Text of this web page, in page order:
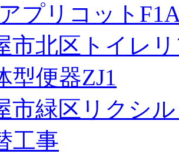
プリコット
市北区トイレ
型便器ZJ1
市緑区リクシ
工事